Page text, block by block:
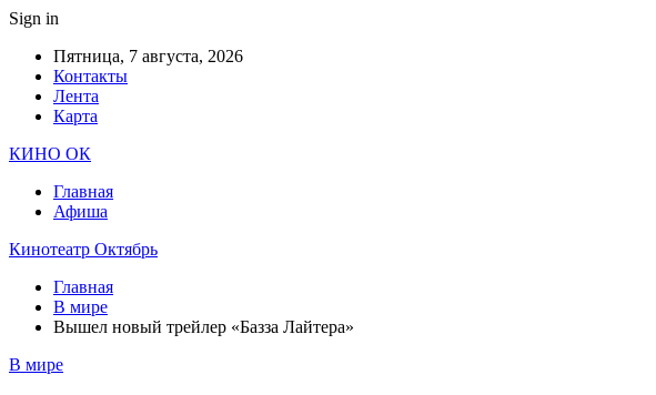
Sign in
Пятница, 7 августа, 2026
Контакты
Лента
Карта
КИНО ОК
Главная
Афиша
Кинотеатр Октябрь
Главная
В мире
Вышел новый трейлер «Базза Лайтера»
В мире